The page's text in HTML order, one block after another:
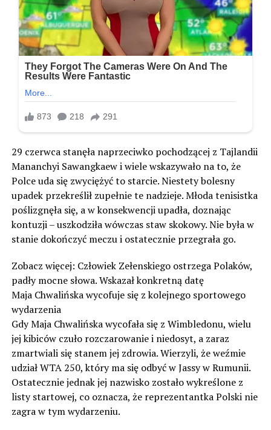
29 czerwca stanęła naprzeciwko pochodzącej z Tajlandii
Mananchyi Sawangkaew i wiele wskazywało na to, że
Polce uda się zwyciężyć to starcie. Niestety bolesny
upadek przekreślił zupełnie te nadzieje. Młoda tenisistka
poślizgnęła się, a w konsekwencji upadła, doznając
kontuzji – uszkodziła wówczas staw skokowy. Nie była w
stanie dokończyć meczu i ostatecznie przegrała go.
Zobacz więcej: Człowiek Zełenskiego ostrzega Polaków,
padły mocne słowa. Wskazał konkretną datę
Maja Chwalińska wycofuje się z kolejnego sportowego
wydarzenia
Gdy Maja Chwalińska wycofała się z Wimbledonu, wielu
jej kibiców czuło rozczarowanie i niedosyt, a zaraz
zmartwiali się stanem jej zdrowia. Wierzyli, że weźmie
udział WTA 250, który ma się odbyć w Jassy w Rumunii.
Ostatecznie jednak jej nazwisko zostało wykreślone z
listy startowej, co oznacza, że reprezentantka Polski nie
zagra w tym wydarzeniu.